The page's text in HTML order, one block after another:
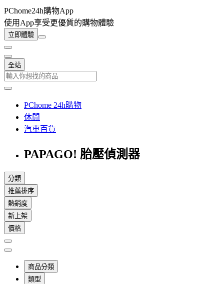
PChome24h購物App
使用App享受更優質的購物體驗
立即體驗
全站
PChome 24h購物
休閒
汽車百貨
PAPAGO! 胎壓偵測器
分類
推薦排序
熱銷度
新上架
價格
商品分類
類型